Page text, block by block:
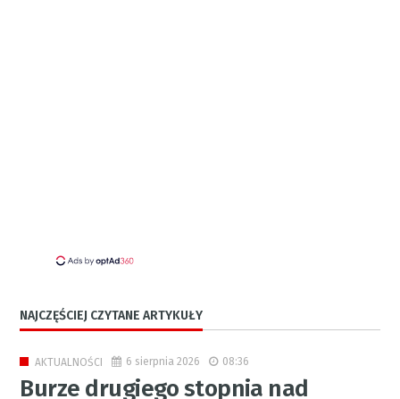
NAJCZĘŚCIEJ CZYTANE ARTYKUŁY
AKTUALNOŚCI 6 sierpnia 2026 08:36
Burze drugiego stopnia nad